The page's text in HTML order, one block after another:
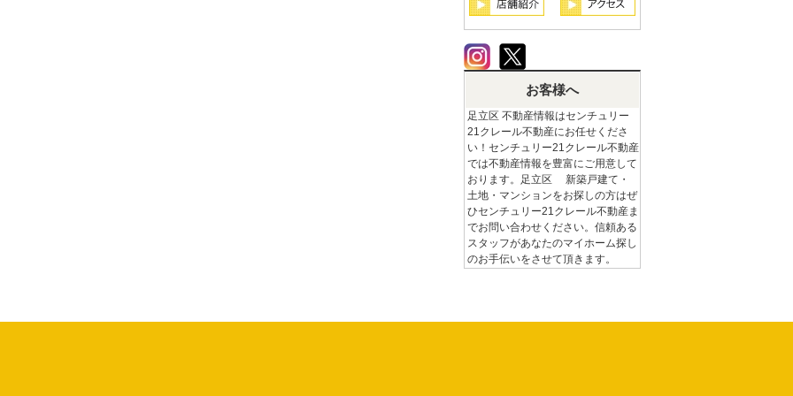
お客様へ
足立区 不動産情報はセンチュリー
21クレール不動産にお任せくださ
い！センチュリー21クレール不動産
では不動産情報を豊富にご用意して
おります。足立区 新築戸建て・
土地・マンションをお探しの方はぜ
ひセンチュリー21クレール不動産ま
でお問い合わせください。信頼ある
スタッフがあなたのマイホーム探し
のお手伝いをさせて頂きます。